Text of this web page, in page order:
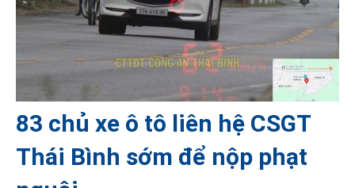
83 chủ xe ô tô liên hệ CSGT
Thái Bình sớm để nộp phạt